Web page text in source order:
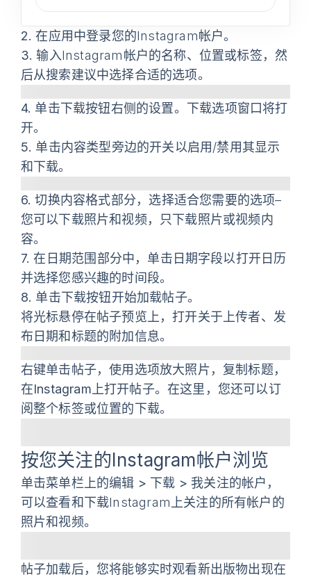
2. 在应用中登录您的Instagram帐户。
3. 输入Instagram帐户的名称、位置或标签，然
后从搜索建议中选择合适的选项。
4. 单击下载按钮右侧的设置。 下载选项窗口将打
开。
5. 单击内容类型旁边的开关以启用/禁用其显示
和下载。
6. 切换内容格式部分，选择适合您需要的选项–
您可以下载照片和视频，只下载照片或视频内
容。
7. 在 日期范围 部分中，单击日期字段以打开日历
并选择您感兴趣的时间段。
8. 单击下载按钮开始加载帖子。
将光标悬停在帖子预览上，打开关于上传者、发
布日期和标题的附加信息。
右键单击帖子，使用选项放大照片，复制标题，
在Instagram上打开帖子。在这里，您还可以订
阅整个标签或位置的下载。
按您关注的Instagram帐户浏览
单击菜单栏上的编辑 > 下载 > 我关注的帐户 ，
可以查看和下载Instagram上关注的所有帐户的
照片和视频。
帖子加载后，您将能够实时观看新出版物出现在